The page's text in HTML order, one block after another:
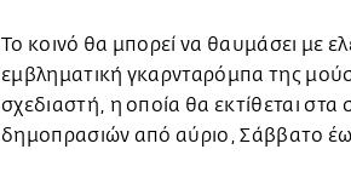
Το κοινό θα μπορεί να θαυμάσει με
εμβληματική γκαρνταρόμπα της
σχεδιαστή, η οποία θα εκτίθεται στα
δημοπρασιών από αύριο, Σάββατο